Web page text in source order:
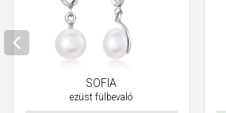
SOFIA
ezüst fülbevaló